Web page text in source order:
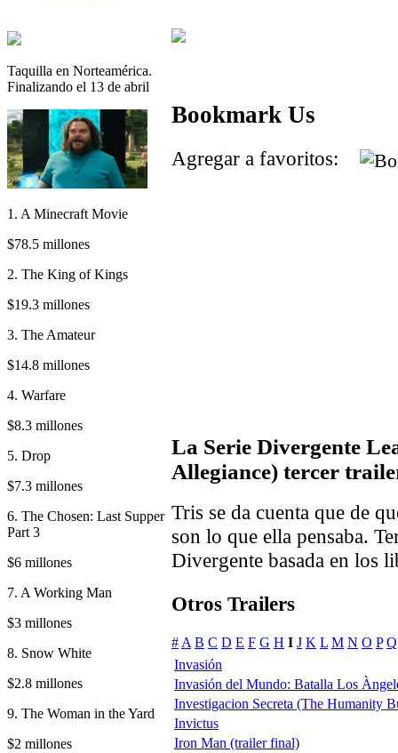
Taquilla en Norteamérica.
Finalizando el 13 de abril
1. A Minecraft Movie
$78.5 millones
2. The King of Kings
$19.3 millones
3. The Amateur
$14.8 millones
4. Warfare
$8.3 millones
5. Drop
$7.3 millones
6. The Chosen: Last Supper
Part 3
$6 millones
7. A Working Man
$3 millones
8. Snow White
$2.8 millones
9. The Woman in the Yard
$2 millones
Bookmark Us
Agregar a favoritos:
La Serie Divergente
Allegiance) tercer
Tris se da cuenta que de
son lo que ella pensaba.
Divergente basada en los
Otros Trailers
# A B C D E F G H I J K L M N O P Q
Invasión
Invasión del Mundo: Batalla Los
Investigacion Secreta (The Humanity
Invictus
Iron Man (trailer final)